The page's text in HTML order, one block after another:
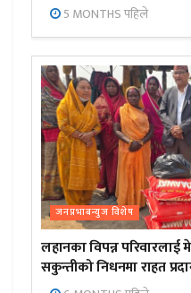
5 MONTHS पहिले
जनप्रभाबन्युज विशेष
लहानका विपन्न
सकुन्तीको निधनमा राहत